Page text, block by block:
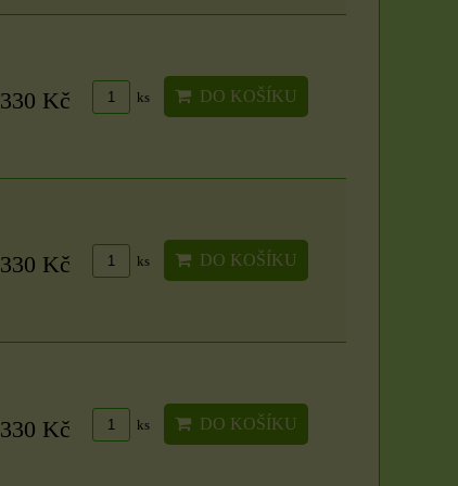
330 Kč ks DO KOŠÍKU
330 Kč ks DO KOŠÍKU
330 Kč ks DO KOŠÍKU